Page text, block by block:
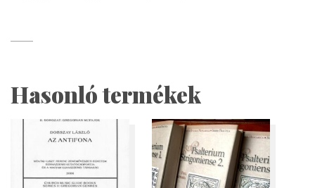
Hasonló termékek